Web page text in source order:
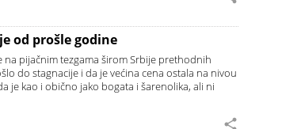
od prošle godine
pijačnim tezgama širom Srbije prethodnih
do stagnacije i da je većina cena ostala na nivou
je kao i obično jako bogata i šarenolika, ali ni